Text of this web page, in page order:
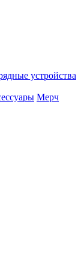
устройства
Мерч